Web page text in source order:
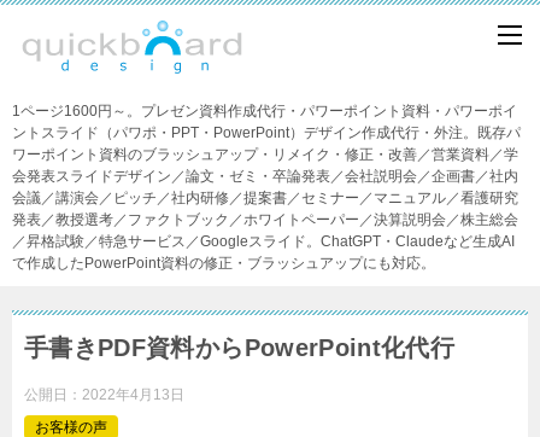
1ページ1600円～。プレゼン資料作成代行・パワーポイント資料・パワーポイ
ントスライド（パワポ・PPT・PowerPoint）デザイン作成代行・外注。既存パ
ワーポイント資料のブラッシュアップ・リメイク・修正・改善／営業資料／学
会発表スライドデザイン／論文・ゼミ・卒論発表／会社説明会／企画書／社内
会議／講演会／ピッチ／社内研修／提案書／セミナー／マニュアル／看護研究
発表／教授選考／ファクトブック／ホワイトペーパー／決算説明会／株主総会
／昇格試験／特急サービス／Googleスライド。ChatGPT・Claudeなど生成AI
で作成したPowerPoint資料の修正・ブラッシュアップにも対応。
手書きPDF資料からPowerPoint化代行
公開日： 2022年4月13日
お客様の声